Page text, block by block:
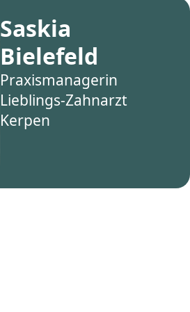
Saskia
Bielefeld
Praxismanagerin
Lieblings-Zahnarzt
Kerpen